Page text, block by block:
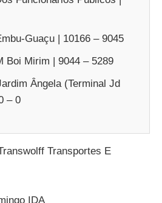
Guaçu | 10166 – 9045
Boi Mirim | 9044 – 5289
Ângela (Terminal Jd
– 0
Transportes E
IDA